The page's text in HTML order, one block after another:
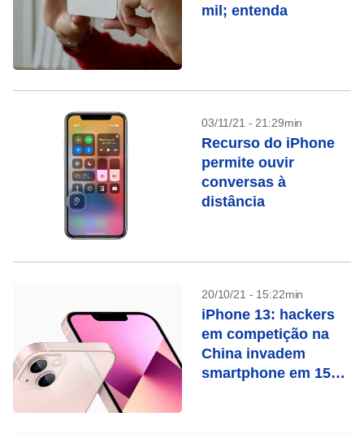
mil; entenda
03/11/21 - 21:29min
Recurso do iPhone
permite ouvir
conversas à
distância
20/10/21 - 15:22min
iPhone 13: hackers
em competição na
China invadem
smartphone em 15